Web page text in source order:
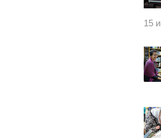
15